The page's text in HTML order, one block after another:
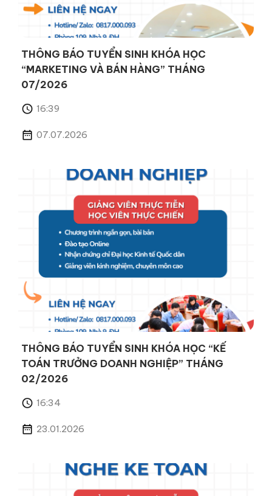
THÔNG BÁO TUYỂN SINH KHÓA HỌC
“MARKETING VÀ BÁN HÀNG” THÁNG
07/2026
16:39
07.07.2026
THÔNG BÁO TUYỂN SINH KHÓA HỌC “KẾ
TOÁN TRƯỞNG DOANH NGHIỆP” THÁNG
02/2026
16:34
23.01.2026